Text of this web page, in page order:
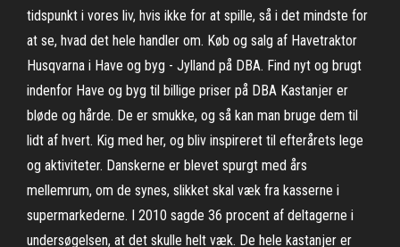
tidspunkt i vores liv, hvis ikke for at spille, så i det mindste for
at se, hvad det hele handler om. Køb og salg af Havetraktor
Husqvarna i Have og byg - Jylland på DBA. Find nyt og brugt
indenfor Have og byg til billige priser på DBA Kastanjer er
bløde og hårde. De er smukke, og så kan man bruge dem til
lidt af hvert. Kig med her, og bliv inspireret til efterårets lege
og aktiviteter. Danskerne er blevet spurgt med års
mellemrum, om de synes, slikket skal væk fra kasserne i
supermarkederne. I 2010 sagde 36 procent af deltagerne i
undersøgelsen, at det skulle helt væk. De hele kastanjer er